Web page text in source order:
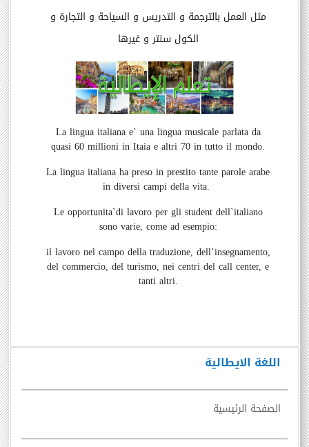
اللغة الايطالية
الصفحة الرئيسية
مثل العمل بالترجمة و التدريس و السياحة و التجارة و
الكول سنتر و غيرها
La lingua italiana e` una lingua musicale parlata da
quasi 60 millioni in Itaia e altri 70 in tutto il mondo.
La lingua italiana ha preso in prestito tante parole arabe
in diversi campi della vita.
Le opportunita`di lavoro per gli student dell`italiano
sono varie, come ad esempio:
il lavoro nel campo della traduzione, dell’insegnamento,
del commercio, del turismo, nei centri del call center, e
tanti altri.